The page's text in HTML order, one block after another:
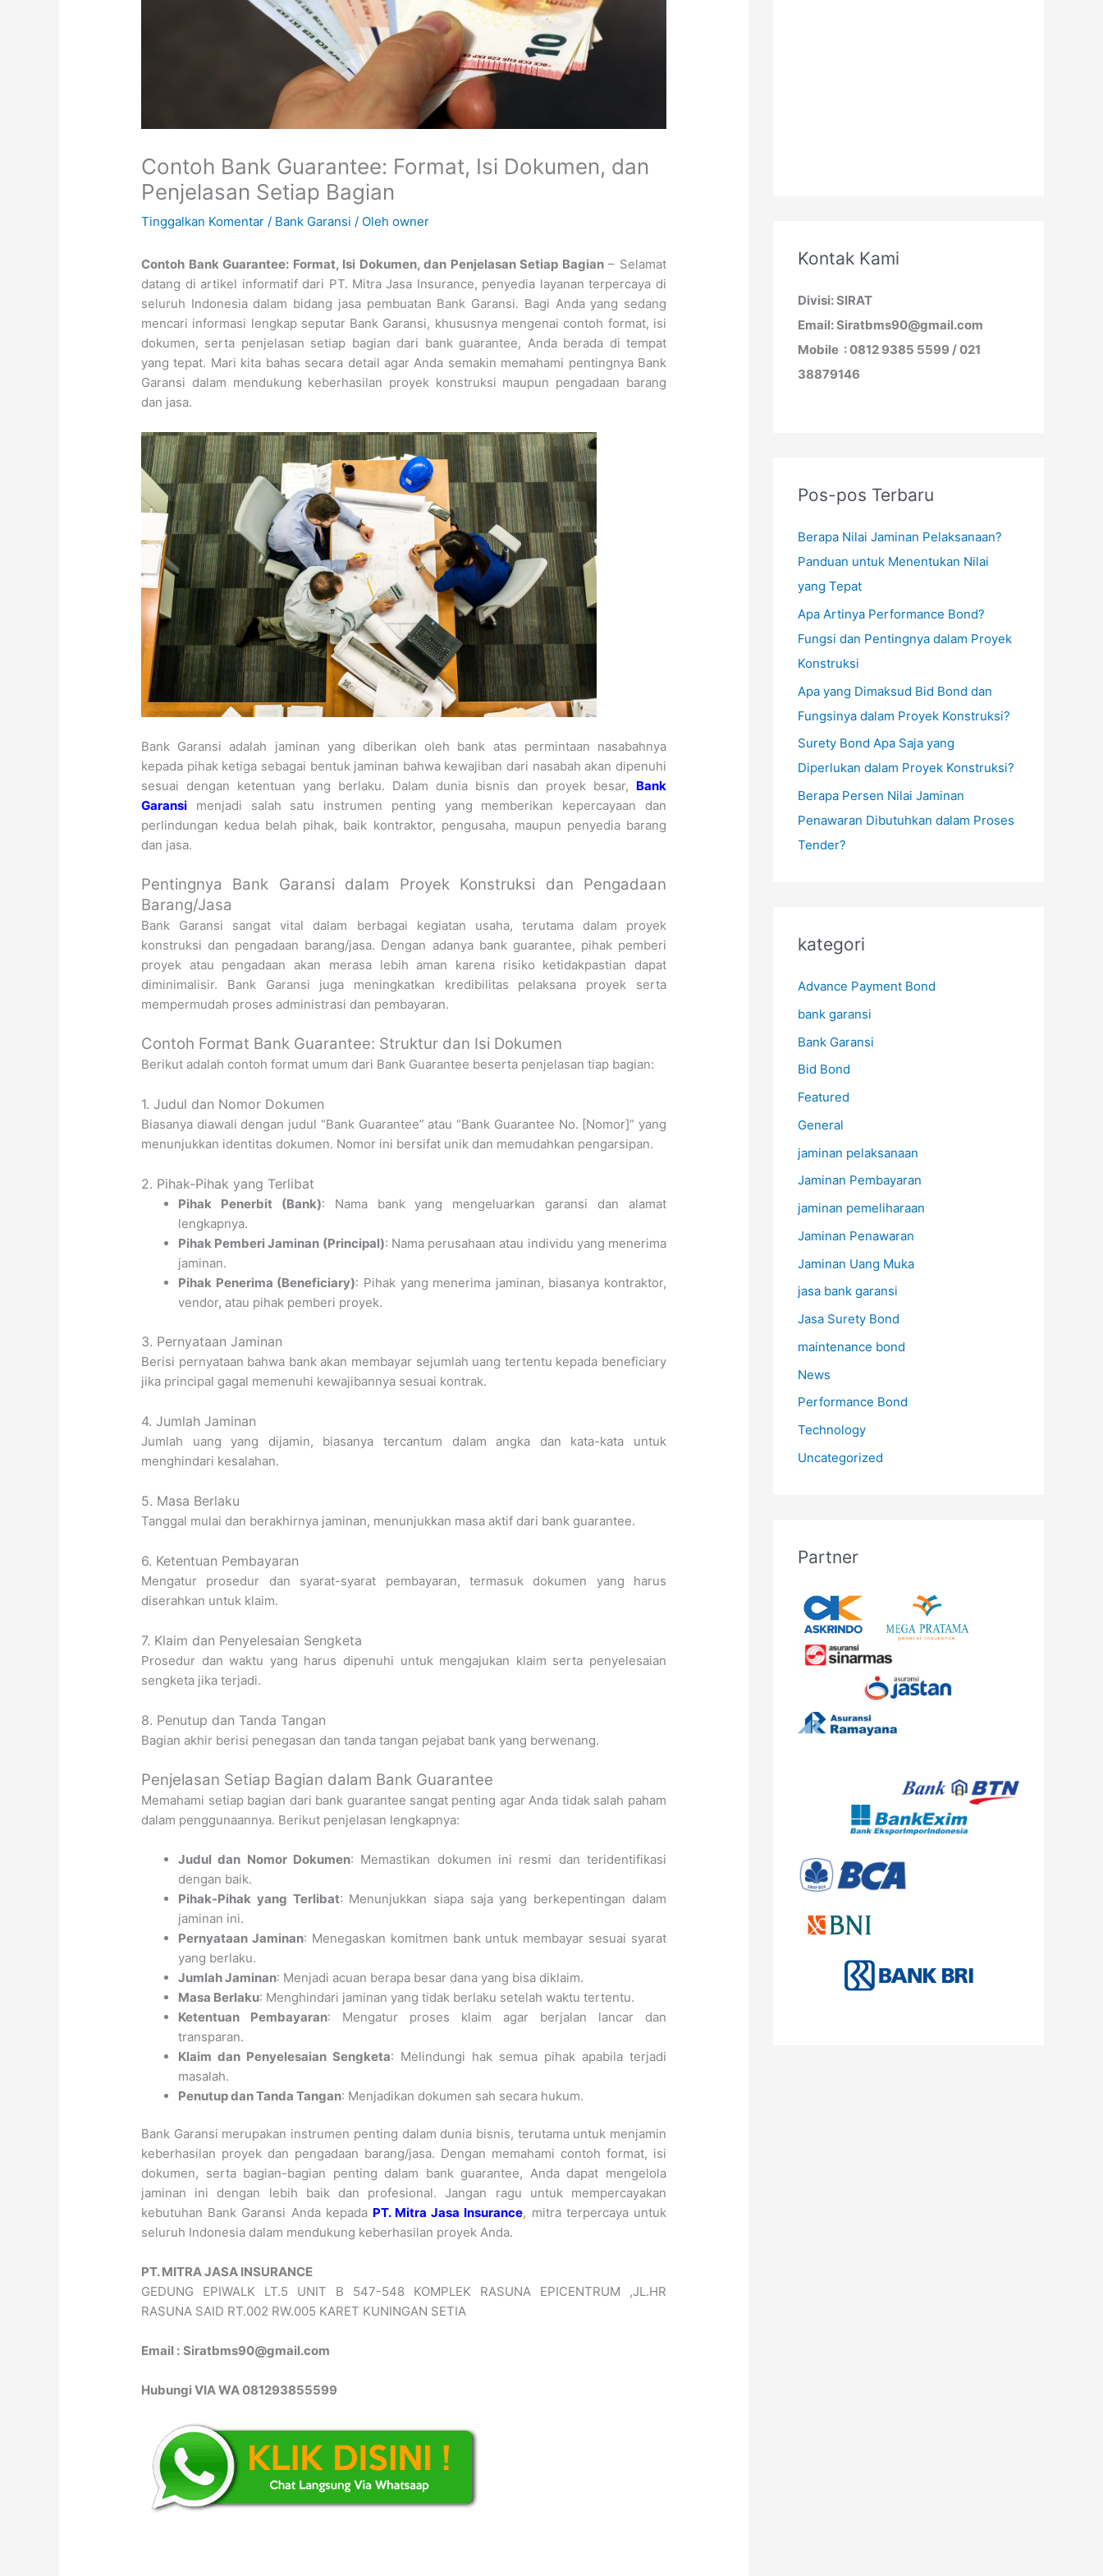
Contoh Bank Guarantee: Format, Isi Dokumen, dan
Penjelasan Setiap Bagian
Tinggalkan Komentar / Bank Garansi / Olehowner
Contoh Bank Guarantee: Format, Isi Dokumen, dan Penjelasan Setiap Bagian– Selamat
datang di artikel informatif dari PT. Mitra Jasa Insurance, penyedia layanan terpercaya di
seluruh Indonesia dalam bidang jasa pembuatan Bank Garansi. Bagi Anda yang sedang
mencari informasi lengkap seputar Bank Garansi, khususnya mengenai contoh format, isi
dokumen, serta penjelasan setiap bagian dari bank guarantee, Anda berada di tempat
yang tepat. Mari kita bahas secara detail agar Anda semakin memahami pentingnya Bank
Garansi dalam mendukung keberhasilan proyek konstruksi maupun pengadaan barang
dan jasa.
Bank Garansi adalah jaminan yang diberikan oleh bank atas permintaan nasabahnya
kepada pihak ketiga sebagai bentuk jaminan bahwa kewajiban dari nasabah akan dipenuhi
sesuai dengan ketentuan yang berlaku. Dalam dunia bisnis dan proyek besar, Bank
Garansi menjadi salah satu instrumen penting yang memberikan kepercayaan dan
perlindungan kedua belah pihak, baik kontraktor, pengusaha, maupun penyedia barang
dan jasa.
Pentingnya Bank Garansi dalam Proyek Konstruksi dan Pengadaan
Barang/Jasa
Bank Garansi sangat vital dalam berbagai kegiatan usaha, terutama dalam proyek
konstruksi dan pengadaan barang/jasa. Dengan adanya bank guarantee, pihak pemberi
proyek atau pengadaan akan merasa lebih aman karena risiko ketidakpastian dapat
diminimalisir. Bank Garansi juga meningkatkan kredibilitas pelaksana proyek serta
mempermudah proses administrasi dan pembayaran.
Contoh Format Bank Guarantee: Struktur dan Isi Dokumen
Berikut adalah contoh format umum dari Bank Guarantee beserta penjelasan tiap bagian:
1. Judul dan Nomor Dokumen
Biasanya diawali dengan judul “Bank Guarantee” atau “Bank Guarantee No. [Nomor]” yang
menunjukkan identitas dokumen. Nomor ini bersifat unik dan memudahkan pengarsipan.
2. Pihak-Pihak yang Terlibat
Pihak Penerbit (Bank): Nama bank yang mengeluarkan garansi dan alamat
lengkapnya.
Pihak Pemberi Jaminan (Principal): Nama perusahaan atau individu yang menerima
jaminan.
Pihak Penerima (Beneficiary): Pihak yang menerima jaminan, biasanya kontraktor,
vendor, atau pihak pemberi proyek.
3. Pernyataan Jaminan
Berisi pernyataan bahwa bank akan membayar sejumlah uang tertentu kepada beneficiary
jika principal gagal memenuhi kewajibannya sesuai kontrak.
4. Jumlah Jaminan
Jumlah uang yang dijamin, biasanya tercantum dalam angka dan kata-kata untuk
menghindari kesalahan.
5. Masa Berlaku
Tanggal mulai dan berakhirnya jaminan, menunjukkan masa aktif dari bank guarantee.
6. Ketentuan Pembayaran
Mengatur prosedur dan syarat-syarat pembayaran, termasuk dokumen yang harus
diserahkan untuk klaim.
7. Klaim dan Penyelesaian Sengketa
Prosedur dan waktu yang harus dipenuhi untuk mengajukan klaim serta penyelesaian
sengketa jika terjadi.
8. Penutup dan Tanda Tangan
Bagian akhir berisi penegasan dan tanda tangan pejabat bank yang berwenang.
Penjelasan Setiap Bagian dalam Bank Guarantee
Memahami setiap bagian dari bank guarantee sangat penting agar Anda tidak salah paham
dalam penggunaannya. Berikut penjelasan lengkapnya:
Judul dan Nomor Dokumen: Memastikan dokumen ini resmi dan teridentifikasi
dengan baik.
Pihak-Pihak yang Terlibat: Menunjukkan siapa saja yang berkepentingan dalam
jaminan ini.
Pernyataan Jaminan: Menegaskan komitmen bank untuk membayar sesuai syarat
yang berlaku.
Jumlah Jaminan: Menjadi acuan berapa besar dana yang bisa diklaim.
Masa Berlaku: Menghindari jaminan yang tidak berlaku setelah waktu tertentu.
Ketentuan Pembayaran: Mengatur proses klaim agar berjalan lancar dan
transparan.
Klaim dan Penyelesaian Sengketa: Melindungi hak semua pihak apabila terjadi
masalah.
Penutup dan Tanda Tangan: Menjadikan dokumen sah secara hukum.
Bank Garansi merupakan instrumen penting dalam dunia bisnis, terutama untuk menjamin
keberhasilan proyek dan pengadaan barang/jasa. Dengan memahami contoh format, isi
dokumen, serta bagian-bagian penting dalam bank guarantee, Anda dapat mengelola
jaminan ini dengan lebih baik dan profesional. Jangan ragu untuk mempercayakan
kebutuhan Bank Garansi Anda kepada PT. Mitra Jasa Insurance, mitra terpercaya untuk
seluruh Indonesia dalam mendukung keberhasilan proyek Anda.
PT. MITRA JASA INSURANCE
GEDUNG EPIWALK LT.5 UNIT B 547-548 KOMPLEK RASUNA EPICENTRUM ,JL.HR
RASUNA SAID RT.002 RW.005 KARET KUNINGAN SETIA
Email : Siratbms90@gmail.com
Hubungi VIA WA 081293855599
Kontak Kami
Divisi: SIRAT
Email: Siratbms90@gmail.com
Mobile : 0812 9385 5599 / 021
38879146
Pos-pos Terbaru
Berapa Nilai Jaminan Pelaksanaan?
Panduan untuk Menentukan Nilai
yang Tepat
Apa Artinya Performance Bond?
Fungsi dan Pentingnya dalam Proyek
Konstruksi
Apa yang Dimaksud Bid Bond dan
Fungsinya dalam Proyek Konstruksi?
Surety Bond Apa Saja yang
Diperlukan dalam Proyek Konstruksi?
Berapa Persen Nilai Jaminan
Penawaran Dibutuhkan dalam Proses
Tender?
kategori
Advance Payment Bond
bank garansi
Bank Garansi
Bid Bond
Featured
General
jaminan pelaksanaan
Jaminan Pembayaran
jaminan pemeliharaan
Jaminan Penawaran
Jaminan Uang Muka
jasa bank garansi
Jasa Surety Bond
maintenance bond
News
Performance Bond
Technology
Uncategorized
Partner